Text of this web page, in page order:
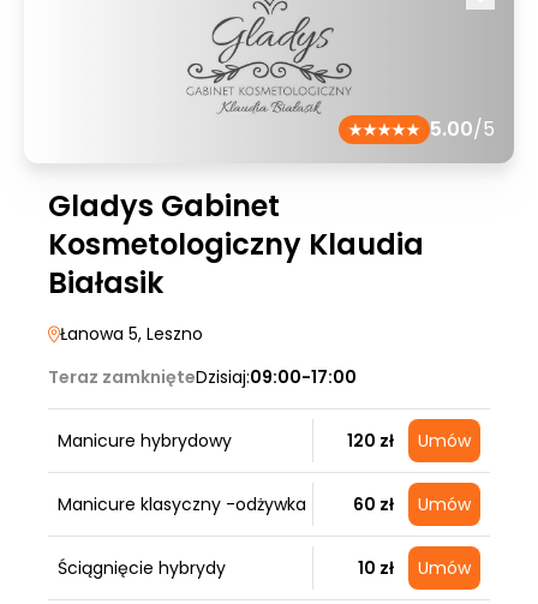
5.00/5
Gladys Gabinet
Kosmetologiczny Klaudia
Białasik
Łanowa 5, Leszno
Teraz zamknięteDzisiaj:09:00-17:00
Manicure hybrydowy 120 zł Umów
Manicure klasyczny -odżywka 60 zł Umów
Ściągnięcie hybrydy 10 zł Umów